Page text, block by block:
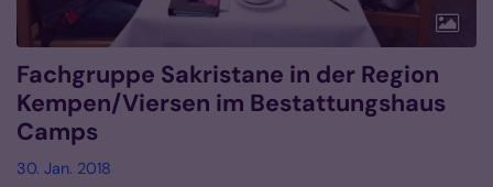
Fachgruppe Sakristane in der Region
Kempen/Viersen im Bestattungshaus
Camps
30. Jan. 2018